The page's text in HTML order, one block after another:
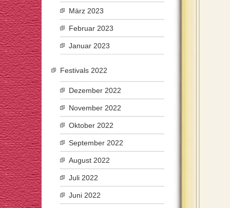
März 2023
Februar 2023
Januar 2023
Festivals 2022
Dezember 2022
November 2022
Oktober 2022
September 2022
August 2022
Juli 2022
Juni 2022